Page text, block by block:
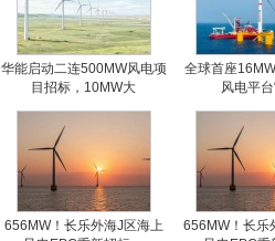
华能启动二连500MW风电项
目招标，10MW大
全球首座
风电平
656MW！长乐外海J区海上
656MW！长乐